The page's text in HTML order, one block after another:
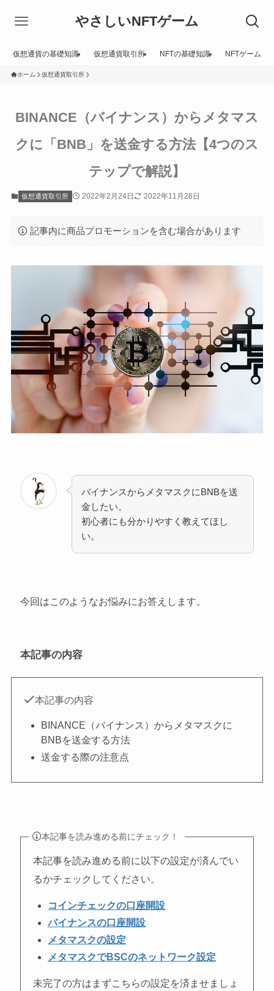
やさしいNFTゲーム
仮想通貨の基礎知識 仮想通貨取引所 NFTの基礎知識 NFTゲーム
ホーム 仮想通貨取引所
BINANCE（バイナンス）からメタマス
クに「BNB」を送金する方法【4つのス
テップで解説】
仮想通貨取引所 2022年2月24日 2022年11月26日
記事内に商品プロモーションを含む場合があります
バイナンスからメタマスクにBNBを送
金したい。
初心者にも分かりやすく教えてほし
い。
今回はこのようなお悩みにお答えします。
本記事の内容
本記事の内容
BINANCE（バイナンス）からメタマスクに
BNBを送金する方法
送金する際の注意点
本記事を読み進める前にチェック！
本記事を読み進める前に以下の設定が済んでい
るかチェックしてください。
コインチェックの口座開設
バイナンスの口座開設
メタマスクの設定
メタマスクでBSCのネットワーク設定
未完了の方はまずこちらの設定を済ませましょ